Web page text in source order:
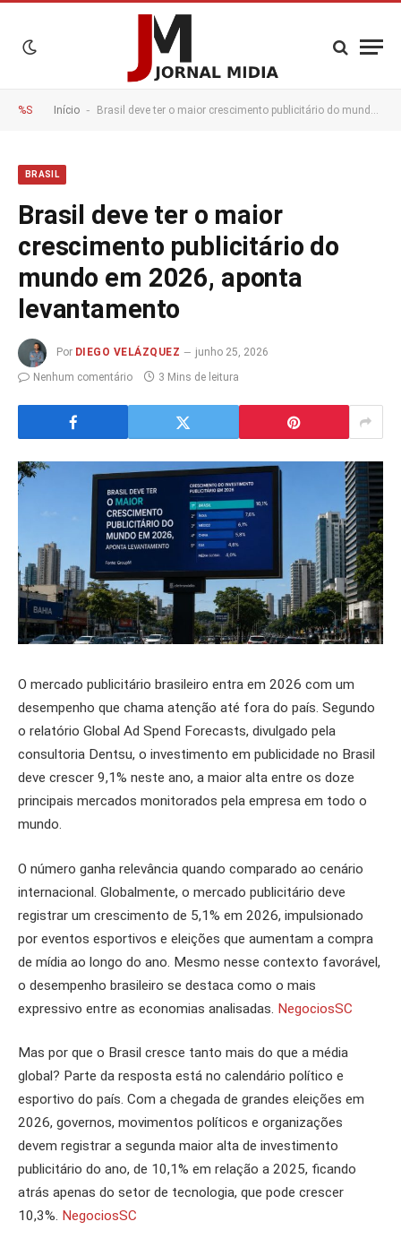
%S Início - Brasil deve ter o maior crescimento publicitário do mundo em 2026, aponta levantamento
BRASIL
Brasil deve ter o maior
crescimento publicitário do
mundo em 2026, aponta
levantamento
Por DIEGO VELÁZQUEZ
junho 25, 2026
Nenhum comentário
3 Mins de leitura
O mercado publicitário brasileiro entra em 2026 com um
desempenho que chama atenção até fora do país. Segundo
o relatório Global Ad Spend Forecasts, divulgado pela
consultoria Dentsu, o investimento em publicidade no Brasil
deve crescer 9,1% neste ano, a maior alta entre os doze
principais mercados monitorados pela empresa em todo o
mundo.
O número ganha relevância quando comparado ao cenário
internacional. Globalmente, o mercado publicitário deve
registrar um crescimento de 5,1% em 2026, impulsionado
por eventos esportivos e eleições que aumentam a compra
de mídia ao longo do ano. Mesmo nesse contexto favorável,
o desempenho brasileiro se destaca como o mais
expressivo entre as economias analisadas. NegociosSC
Mas por que o Brasil cresce tanto mais do que a média
global? Parte da resposta está no calendário político e
esportivo do país. Com a chegada de grandes eleições em
2026, governos, movimentos políticos e organizações
devem registrar a segunda maior alta de investimento
publicitário do ano, de 10,1% em relação a 2025, ficando
atrás apenas do setor de tecnologia, que pode crescer
10,3%. NegociosSC